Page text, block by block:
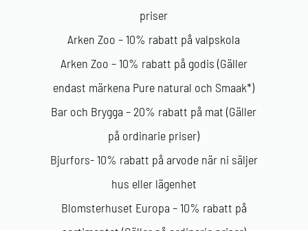
priser
Arken Zoo – 10% rabatt på valpskola
Arken Zoo – 10% rabatt på godis (Gäller
endast märkena Pure natural och Smaak*)
Bar och Brygga – 20% rabatt på mat (Gäller
på ordinarie priser)
Bjurfors- 10% rabatt på arvode när ni säljer
hus eller lägenhet
Blomsterhuset Europa – 10% rabatt på